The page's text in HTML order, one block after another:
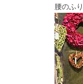
腰のふ